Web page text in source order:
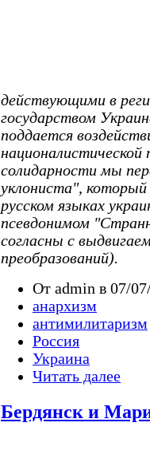
действующими в
государством
поддается
солидарности мы
уклониста", который
русском языках
псевдонимом
согласны с
преобразований).
От admin в 07/
анархизм
антимилитаризм
Россия
Украина
Читать далее
Бердянск и